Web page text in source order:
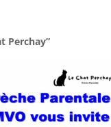
Perchay”